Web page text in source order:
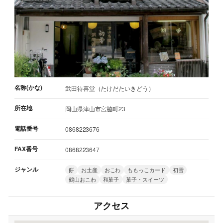
名称(かな) 武田待喜堂（たけだたいきどう）
所在地 岡山県津山市宮脇町23
電話番号 0868223676
FAX番号 0868223647
ジャンル 餅 お土産 おこわ ももっこカード
初雪
鶴山おこわ
和菓子 菓子・スイーツ
アクセス